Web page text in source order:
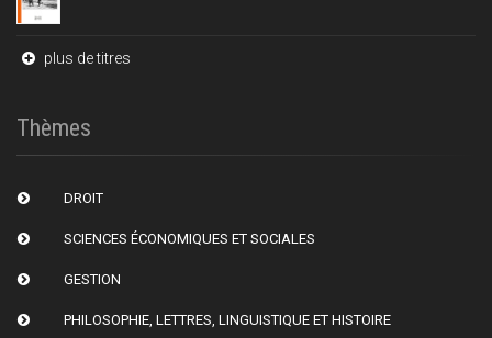
plus de titres
Thèmes
DROIT
SCIENCES ÉCONOMIQUES ET SOCIALES
GESTION
PHILOSOPHIE, LETTRES, LINGUISTIQUE ET HISTOIRE